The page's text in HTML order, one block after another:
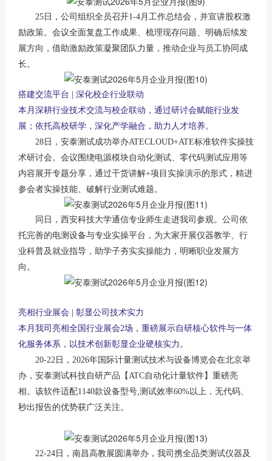
25日，公司组织全员召开1-4月工作总结会，并宣讲股权激
励政策。会议全面复盘工作成果、梳理现存问题、明确后续发
展方向，借助激励政策凝聚团队力量，推动企业与员工协同成
长。
搭建交流平台
| 深化校企行业联动
本月深耕行业技术交流与校企联动，通过研讨会赋能行业发
展；依托高校研学，深化产学融合，助力人才培养。
28日，安泰测试成功举办ATECLOUD+ATE标准软件实操技
术研讨会。会议围绕电源模块自动化测试、零代码测试应用等
内容展开专题分享，通过干货讲解+项目实操演示的形式，精进
参会者实操技能、破解行业测试难题。
同日，西安科技大学通信专业师生走进我司参观。公司依
托完善的电测设备与专业实操平台，为大家开展仪器教学、行
业科普及就业指导，助学子夯实实操能力，明晰职业发展方
向。
亮相行业展会
| 彰显公司技术实力
本月我司亮相全国行业展会2场，重磅展示自研核心软件与一体
化服务体系，以技术创新彰显企业硬核实力。
20-22日，2026年国际计量测试技术与设备博览会在北京举
办，安泰测试科技自研产品【ATC自动化计量软件】重磅亮
相。该软件适配1140款设备型号,测试效率60%以上，无代码、
秒出报告的优势获广泛关注。
22-24日，南昌高教展圆满举办，我司携全品类测试仪器及